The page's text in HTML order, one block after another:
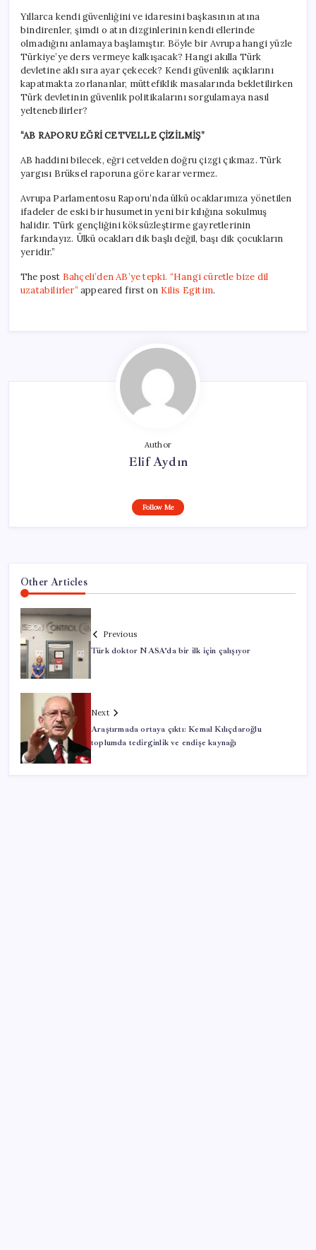
Yıllarca kendi güvenliğini ve idaresini başkasının atına
bindirenler, şimdi o atın dizginlerinin kendi ellerinde
olmadığını anlamaya başlamıştır. Böyle bir Avrupa hangi yüzle
Türkiye’ye ders vermeye kalkışacak? Hangi akılla Türk
devletine aklı sıra ayar çekecek? Kendi güvenlik açıklarını
kapatmakta zorlananlar, müttefiklik masalarında bekletilirken
Türk devletinin güvenlik politikalarını sorgulamaya nasıl
yeltenebilirler?
“AB RAPORU EĞRİ CETVELLE ÇİZİLMİŞ”
AB haddini bilecek, eğri cetvelden doğru çizgi çıkmaz. Türk
yargısı Brüksel raporuna göre karar vermez.
Avrupa Parlamentosu Raporu’nda ülkü ocaklarımıza yönetilen
ifadeler de eski bir husumetin yeni bir kılığına sokulmuş
halidir. Türk gençliğini köksüzleştirme gayretlerinin
farkındayız. Ülkü ocakları dik başlı değil, başı dik çocukların
yeridir.”
The post Bahçeli’den AB’ye tepki. “Hangi cüretle bize dil
uzatabilirler” appeared first on Kilis Egitim.
Author
Elif Aydın
Follow Me
Other Articles
Previous
Türk doktor NASA’da bir ilk için çalışıyor
Next
Araştırmada ortaya çıktı: Kemal Kılıçdaroğlu
toplumda tedirginlik ve endişe kaynağı